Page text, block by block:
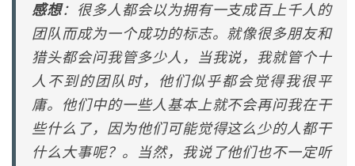
感想：很多人都会以为拥有一支成百上千人的
团队而成为一个成功的标志。就像很多朋友和
猎头都会问我管多少人，当我说，我就管个十
人不到的团队时，他们似乎都会觉得我很平
庸。他们中的一些人基本上就不会再问我在干
些什么了，因为他们可能觉得这么少的人都干
什么大事呢？。当然，我说了他们也不一定听